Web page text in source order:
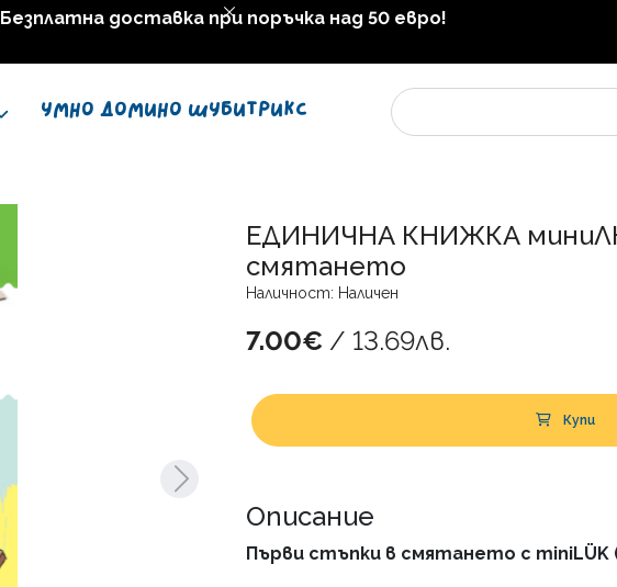
Безплатна доставка при поръчка над 50 евро!
Умно домино Шубитрикс
ЕДИНИЧНА КНИЖКА
смятането
Наличност: Наличен
7.00€ / 13.69лв.
Купи
Описание
Първи стъпки в смятането с